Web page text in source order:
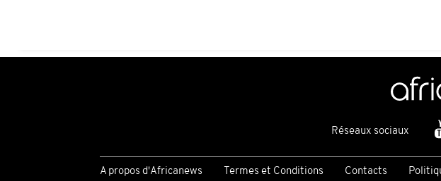
Réseaux sociaux
A propos d'Africanews Termes et Conditions Contacts